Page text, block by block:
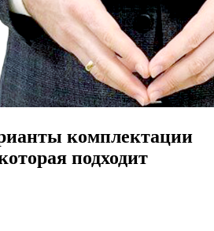
комплектации
подходит